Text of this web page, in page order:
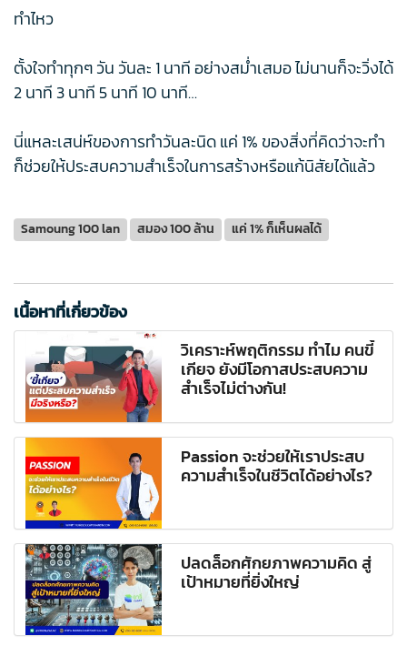
ทำไหว
ตั้งใจทำทุกๆ วัน วันละ 1 นาที อย่างสม่ำเสมอ ไม่นานก็จะวิ่งได้
2 นาที 3 นาที 5 นาที 10 นาที…
นี่แหละเสน่ห์ของการทำวันละนิด แค่ 1% ของสิ่งที่คิดว่าจะทำ
ก็ช่วยให้ประสบความสำเร็จในการสร้างหรือแก้นิสัยได้แล้ว
Samoung 100 lan สมอง 100 ล้าน แค่ 1% ก็เห็นผลได้
เนื้อหาที่เกี่ยวข้อง
วิเคราะห์พฤติกรรม ทำไม คนขี้
เกียจ ยังมีโอกาสประสบความ
สำเร็จไม่ต่างกัน!
Passion จะช่วยให้เราประสบ
ความสำเร็จในชีวิตได้อย่างไร?
ปลดล็อกศักยภาพความคิด สู่
เป้าหมายที่ยิ่งใหญ่